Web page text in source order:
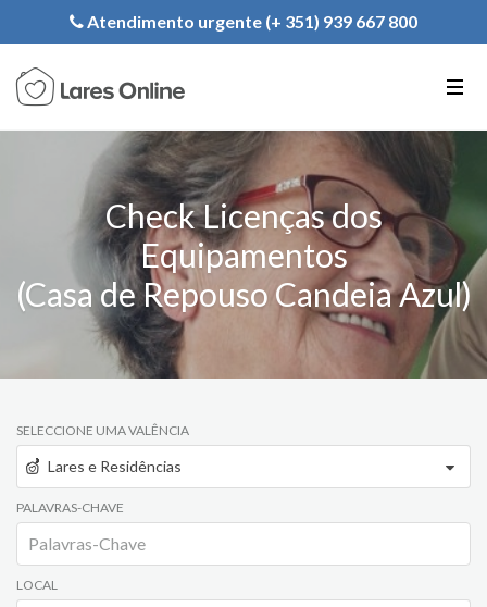
Registe a sua Instituição
Atendimento urgente (+ 351) 939 667 800
Check Licenças dos
Equipamentos
(Casa de Repouso Candeia Azul)
SELECCIONE UMA VALÊNCIA
Lares e Residências
PALAVRAS-CHAVE
LOCAL